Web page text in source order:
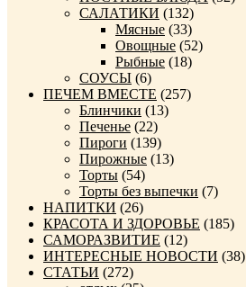
САЛАТИКИ (132)
Мясные (33)
Овощные (52)
Рыбные (18)
СОУСЫ (6)
ПЕЧЕМ ВМЕСТЕ (257)
Блинчики (13)
Печенье (22)
Пироги (139)
Пирожные (13)
Торты (54)
Торты без выпечки (7)
НАПИТКИ (26)
КРАСОТА И ЗДОРОВЬЕ (185)
САМОРАЗВИТИЕ (12)
ИНТЕРЕСНЫЕ НОВОСТИ (38)
СТАТЬИ (272)